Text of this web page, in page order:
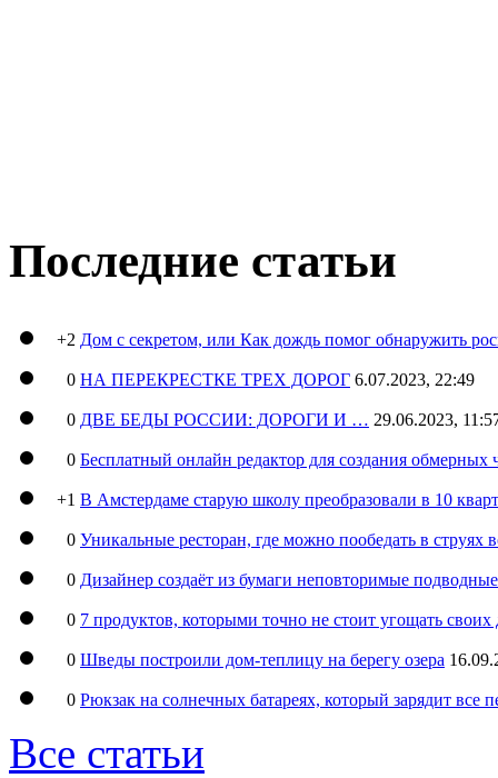
Последние статьи
+2 Дом с секретом, или Как дождь помог обнаружить
0 НА ПЕРЕКРЕСТКЕ ТРЕХ ДОРОГ 6.07.2023, 22:49
0 ДВЕ БЕДЫ РОССИИ: ДОРОГИ И … 29.06.2023,
0 Бесплатный онлайн редактор для создания обмерных
+1 В Амстердаме старую школу преобразовали в 10
0 Уникальные ресторан, где можно пообедать в струях
0 Дизайнер создаёт из бумаги неповторимые
0 7 продуктов, которыми точно не стоит угощать
0 Шведы построили дом-теплицу на берегу озера
0 Рюкзак на солнечных батареях, который зарядит все
Все статьи